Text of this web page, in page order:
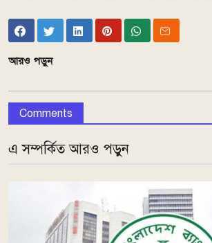
আরও পড়ুন
Comments
এ সম্পর্কিত আরও পড়ুন